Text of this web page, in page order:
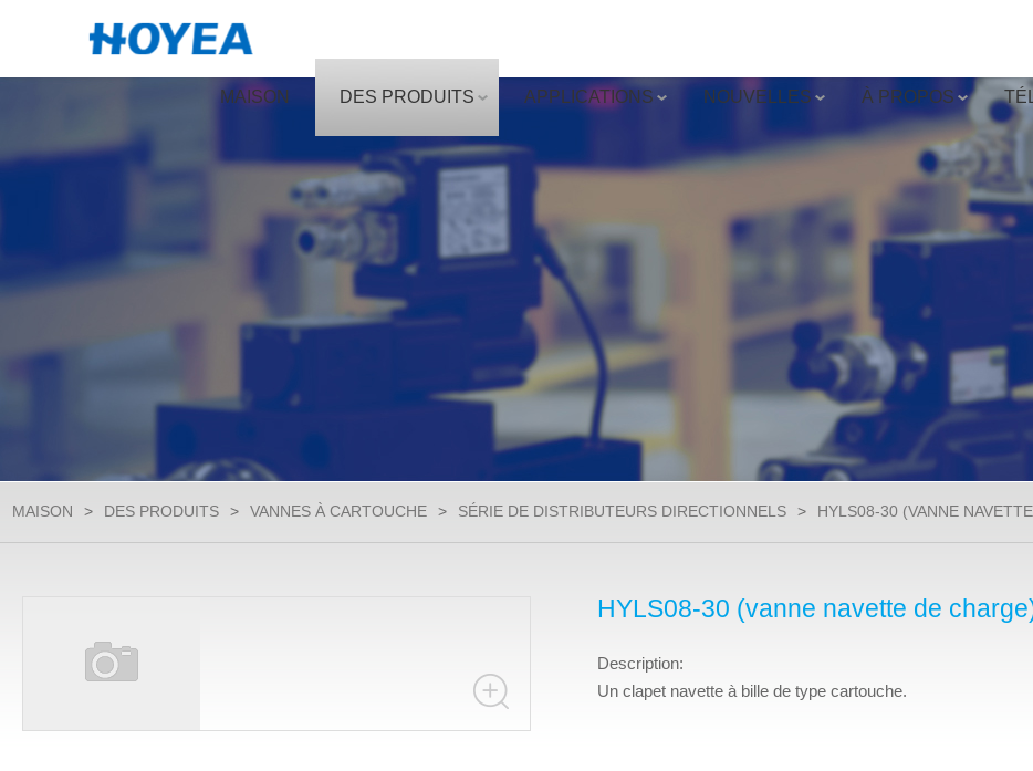
MAISON DES PRODUITS APPLICATIONS NOUVELLES À PROPOS
MAISON > DES PRODUITS > VANNES À CARTOUCHE > SÉRIE DE DISTRIBUTEURS DIRECTIONNELS > HYLS08-30 (VANNE
HYLS08-30 (vanne navette de
Description:
Un clapet navette à bille de type cartouche.